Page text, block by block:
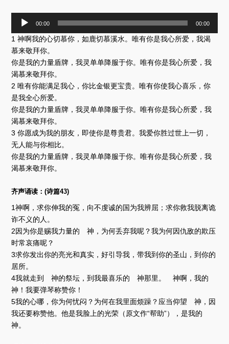
播
放
器
00:00 00:00
1 神啊我的心切慕你，如鹿切慕溪水。唯有你是我心所爱，我渴
慕来敬拜你。
你是我的力量盾牌，我灵单单降服于你。唯有你是我心所爱，我
渴慕来敬拜你。
2 唯有你能满足我心，你比金银更宝贵。唯有你使我心喜乐，你
是我全心所爱。
你是我的力量盾牌，我灵单单降服于你。唯有你是我心所爱，我
渴慕来敬拜你。
3 你愿成为我的朋友，即使你是尊贵君。我爱你胜过世上一切，
无人能与你相比。
你是我的力量盾牌，我灵单单降服于你。唯有你是我心所爱，我
渴慕来敬拜你。
齐声诵读：(诗篇43)
1神啊，求你伸我的冤，向不虔诚的国为我辨屈；求你救我脱离诡
诈不义的人。
2因为你是赐我力量的 神，为何丢弃我呢？我为何因仇敌的欺压
时常哀痛呢？
3求你发出你的亮光和真实，好引导我，带我到你的圣山，到你的
居所。
4我就走到 神的祭坛，到我最喜乐的 神那里。 神啊，我的
神！我要弹琴称赞你！
5我的心哪，你为何忧闷？为何在我里面烦躁？应当仰望 神，因
我还要称赞他。他是我脸上的光荣（原文作“帮助”），是我的
神。